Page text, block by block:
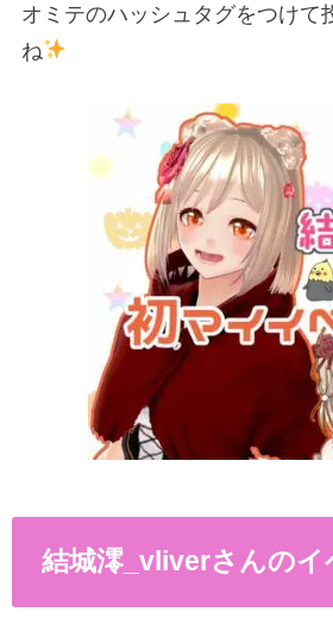
オミテのハッシュタグをつけて
ね
結城澪_vliverさんのイ